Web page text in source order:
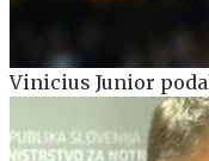
Vinicius Junior